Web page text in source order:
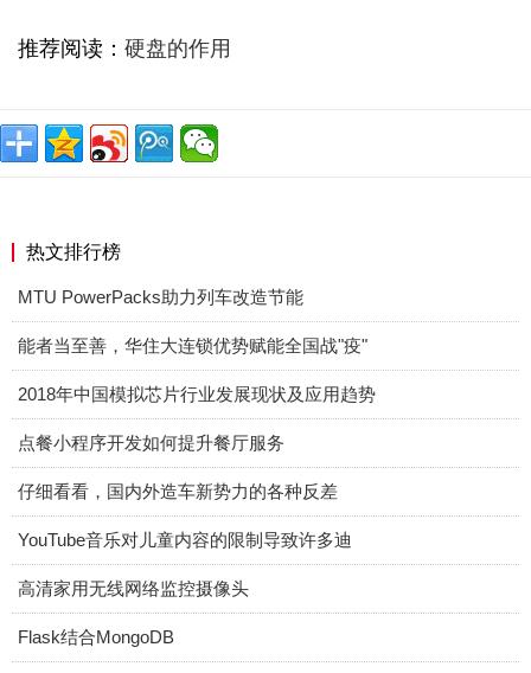
推荐阅读： 硬盘的作用
热文排行榜
MTU PowerPacks助力列车改造节能
能者当至善，华住大连锁优势赋能全国战"疫"
2018年中国模拟芯片行业发展现状及应用趋势
点餐小程序开发如何提升餐厅服务
仔细看看，国内外造车新势力的各种反差
YouTube音乐对儿童内容的限制导致许多迪
高清家用无线网络监控摄像头
Flask结合MongoDB